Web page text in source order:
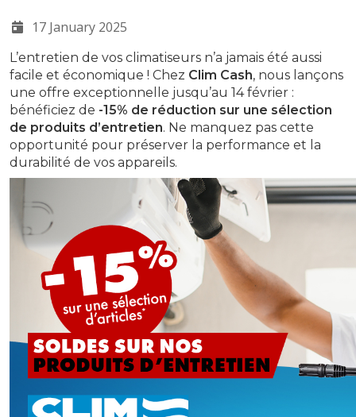
17 January 2025
L’entretien de vos climatiseurs n’a jamais été aussi
facile et économique ! Chez Clim Cash, nous lançons
une offre exceptionnelle jusqu’au 14 février :
bénéficiez de -15% de réduction sur une sélection
de produits d’entretien. Ne manquez pas cette
opportunité pour préserver la performance et la
durabilité de vos appareils.